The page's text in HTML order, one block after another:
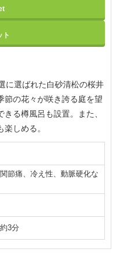
ト
に選ばれた白砂清松の桜井
節の花々が咲き誇る庭を望
る樽風呂も設置。また、
しめる。
節痛、冷え性、動脈硬化な
3分